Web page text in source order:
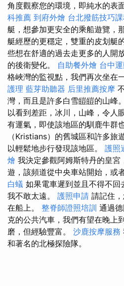
角度觀察您的環境，即純水的表
科推薦 到府外燴 台北撥筋技巧
艇，想參加更安全的乘船遊覽，
艇經歷的更穩定，雙重的皮划艇
些想在舒適的過去走更多的人開
的後衛變化。 自助餐外燴 台中
格峽灣的監視點，我們再次坐在
護理 藍芽助聽器 后里推薦按摩
灣，而且是許多白雪皚皚的山峰。
以看到差距，冰川，山峰，令人
有運氣，即使該地區的馴鹿牛群
（Kristians）的舊城區和許多旅
以輕鬆地步行發現該地區。 護照
燴 我決定參觀阿姆斯特丹的皇宮
遊，該頻道從中央車站開始，或
白蟻 如果電車遲到並且不得不回
我不敢太遠。 護照申請 請記住
在船上。 整脊師證照培訓 通過
克的公共汽車，我們有望在晚上
磨，但經驗豐富。 沙鹿按摩服務
和著名的北極探險隊。